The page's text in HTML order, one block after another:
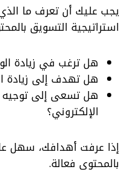
يجب عليك أن تعرف ما
استراتيجية التسويق
هل ترغب في زيادة
هل تهدف إلى زيادة
هل تسعى إلى
الإلكتروني؟
إذا عرفت أهدافك، سهل
بالمحتوى فعالة.